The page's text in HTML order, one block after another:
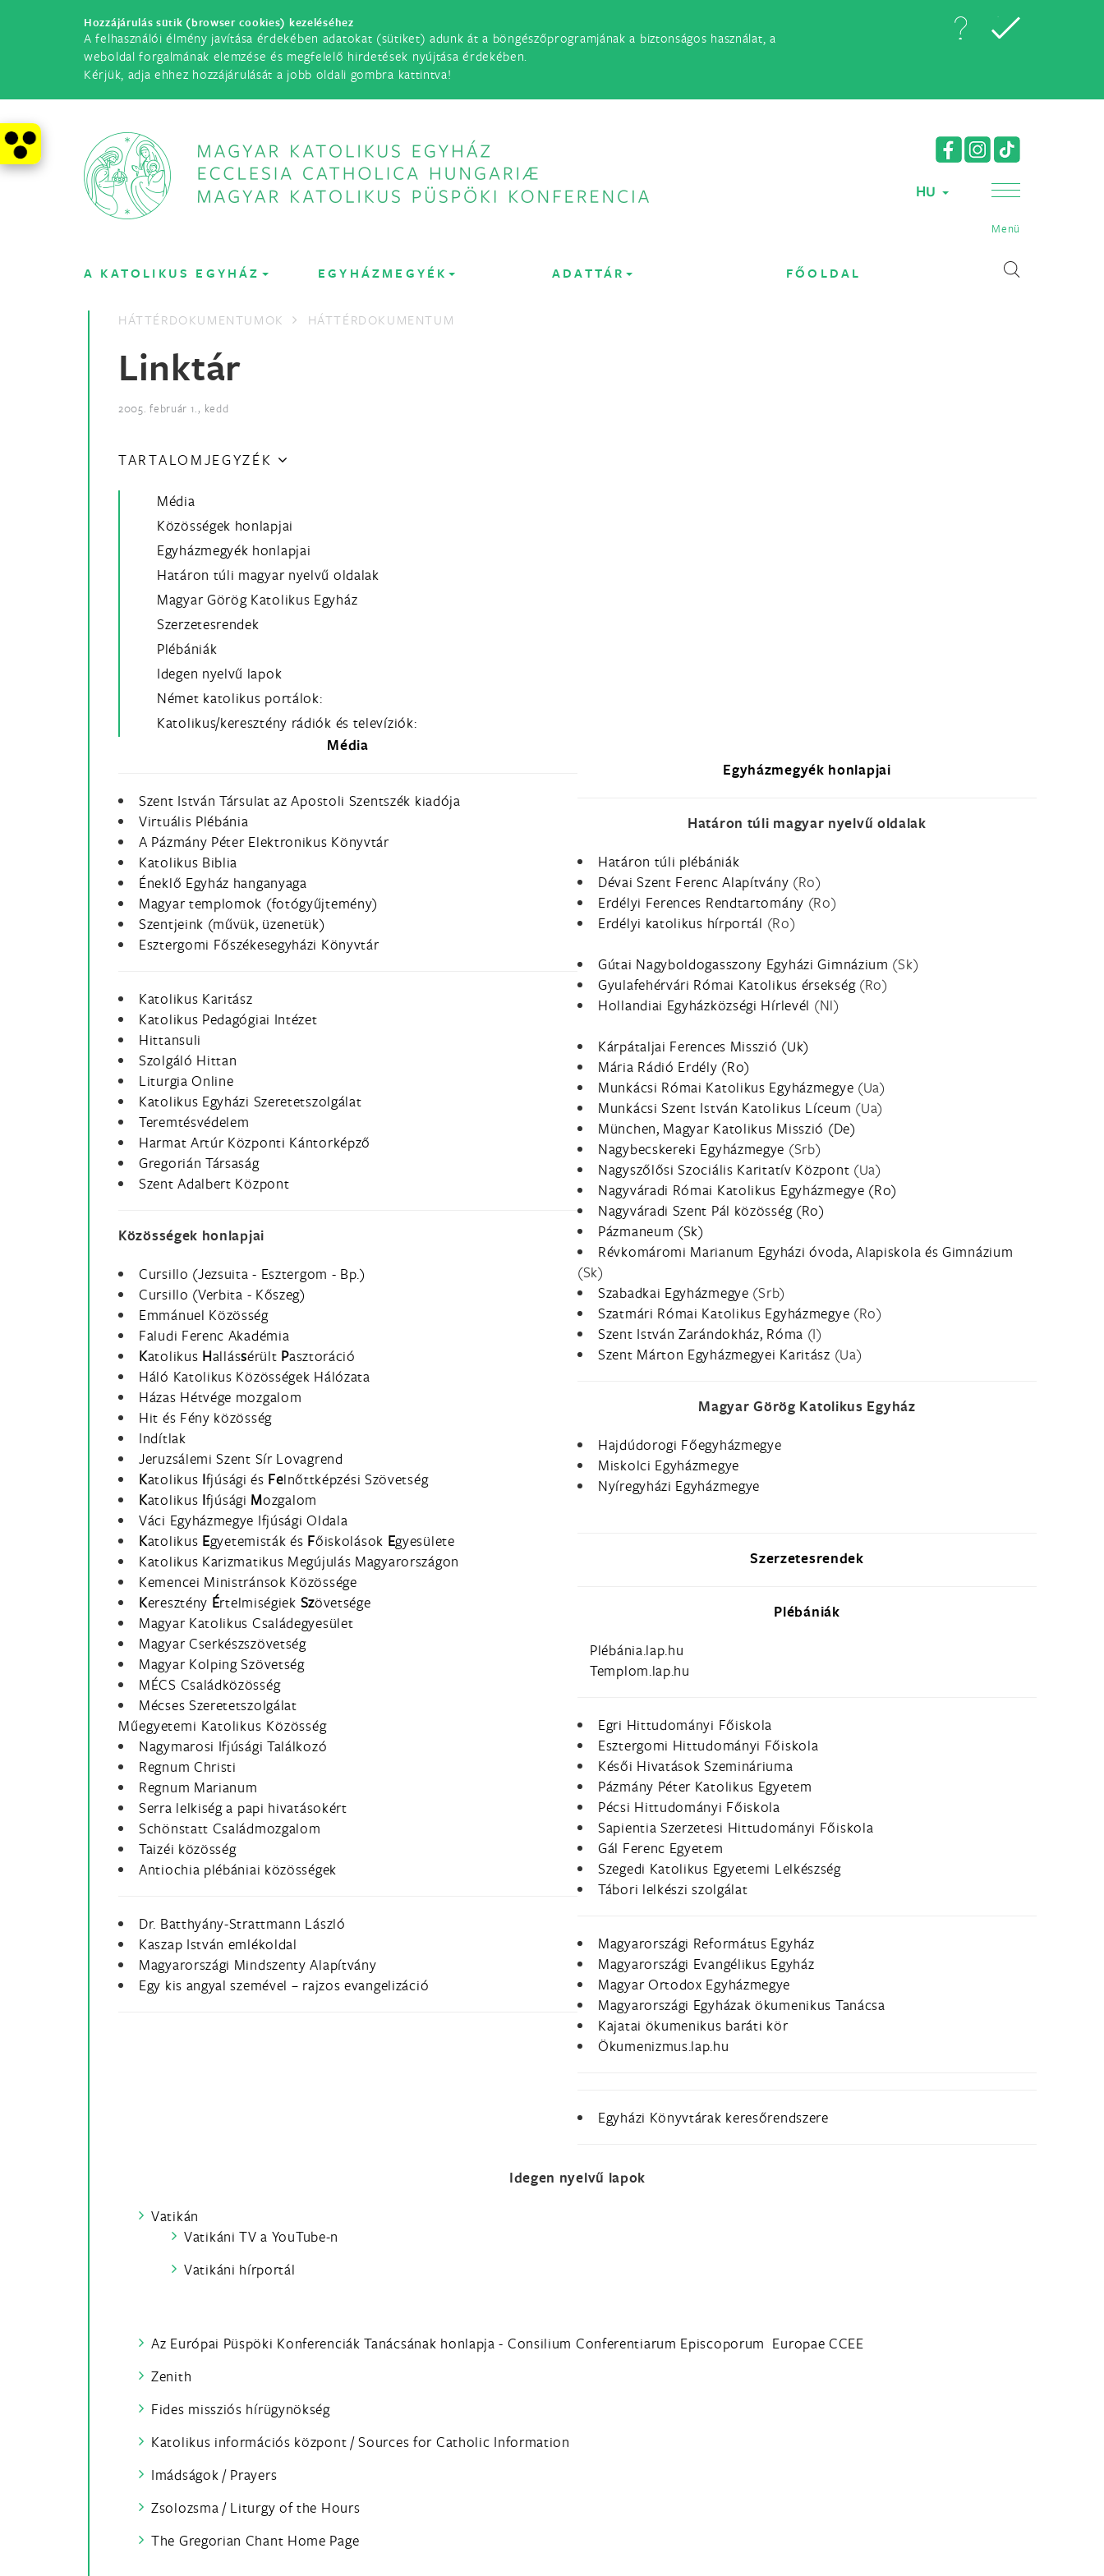
Hozzájárulás sütik (browser cookies) kezeléséhez
A felhasználói élmény javítása érdekében adatokat (sütiket) adunk át a böngészőprogramjának a biztonságos használat, a
weboldal forgalmának elemzése és megfelelő hirdetések nyújtása érdekében.
Kérjük, adja ehhez hozzájárulását a jobb oldali gombra kattintva!
HU
Menü
A KATOLIKUS EGYHÁZ EGYHÁZMEGYÉK ADATTÁR FŐOLDAL
HÁTTÉRDOKUMENTUMOK HÁTTÉRDOKUMENTUM
Linktár
2005. február 1., kedd
TARTALOMJEGYZÉK
Média
Közösségek honlapjai
Egyházmegyék honlapjai
Határon túli magyar nyelvű oldalak
Magyar Görög Katolikus Egyház
Szerzetesrendek
Plébániák
Idegen nyelvű lapok
Német katolikus portálok:
Katolikus/keresztény rádiók és televíziók:
Média
Szent István Társulat az Apostoli Szentszék kiadója
Virtuális Plébánia
A Pázmány Péter Elektronikus Könyvtár
Katolikus Biblia
Éneklő Egyház hanganyaga
Magyar templomok (fotógyűjtemény)
Szentjeink (művük, üzenetük)
Esztergomi Főszékesegyházi Könyvtár
Katolikus Karitász
Katolikus Pedagógiai Intézet
Hittansuli
Szolgáló Hittan
Liturgia Online
Katolikus Egyházi Szeretetszolgálat
Teremtésvédelem
Harmat Artúr Központi Kántorképző
Gregorián Társaság
Szent Adalbert Központ
Közösségek honlapjai
Cursillo (Jezsuita - Esztergom - Bp.)
Cursillo (Verbita - Kőszeg)
Emmánuel Közösség
Faludi Ferenc Akadémia
Katolikus Hallássérült Pasztoráció
Háló Katolikus Közösségek Hálózata
Házas Hétvége mozgalom
Hit és Fény közösség
Indítlak
Jeruzsálemi Szent Sír Lovagrend
Katolikus Ifjúsági és Felnőttképzési Szövetség
Katolikus Ifjúsági Mozgalom
Váci Egyházmegye Ifjúsági Oldala
Katolikus Egyetemisták és Főiskolások Egyesülete
Katolikus Karizmatikus Megújulás Magyarországon
Kemencei Ministránsok Közössége
Keresztény Értelmiségiek Szövetsége
Magyar Katolikus Családegyesület
Magyar Cserkészszövetség
Magyar Kolping Szövetség
MÉCS Családközösség
Mécses Szeretetszolgálat
Műegyetemi Katolikus Közösség
Nagymarosi Ifjúsági Találkozó
Regnum Christi
Regnum Marianum
Serra lelkiség a papi hivatásokért
Schönstatt Családmozgalom
Taizéi közösség
Antiochia plébániai közösségek
Dr. Batthyány-Strattmann László
Kaszap István emlékoldal
Magyarországi Mindszenty Alapítvány
Egy kis angyal szemével – rajzos evangelizáció
Egyházmegyék honlapjai
Határon túli magyar nyelvű oldalak
Határon túli plébániák
Dévai Szent Ferenc Alapítvány (Ro)
Erdélyi Ferences Rendtartomány (Ro)
Erdélyi katolikus hírportál (Ro)
Gútai Nagyboldogasszony Egyházi Gimnázium (Sk)
Gyulafehérvári Római Katolikus érsekség(Ro)
Hollandiai Egyházközségi Hírlevél (Nl)
Kárpátaljai Ferences Misszió (Uk)
Mária Rádió Erdély (Ro)
Munkácsi Római Katolikus Egyházmegye (Ua)
Munkácsi Szent István Katolikus Líceum (Ua)
München, Magyar Katolikus Misszió (De)
Nagybecskereki Egyházmegye (Srb)
Nagyszőlősi Szociális Karitatív Központ (Ua)
Nagyváradi Római Katolikus Egyházmegye (Ro)
Nagyváradi Szent Pál közösség (Ro)
Pázmaneum (Sk)
Révkomáromi Marianum Egyházi óvoda, Alapiskola és Gimnázium
(Sk)
Szabadkai Egyházmegye (Srb)
Szatmári Római Katolikus Egyházmegye (Ro)
Szent István Zarándokház, Róma (I)
Szent Márton Egyházmegyei Karitász (Ua)
Magyar Görög Katolikus Egyház
Hajdúdorogi Főegyházmegye
Miskolci Egyházmegye
Nyíregyházi Egyházmegye
Szerzetesrendek
Plébániák
Plébánia.lap.hu
Templom.lap.hu
Egri Hittudományi Főiskola
Esztergomi Hittudományi Főiskola
Késői Hivatások Szemináriuma
Pázmány Péter Katolikus Egyetem
Pécsi Hittudományi Főiskola
Sapientia Szerzetesi Hittudományi Főiskola
Gál Ferenc Egyetem
Szegedi Katolikus Egyetemi Lelkészség
Tábori lelkészi szolgálat
Magyarországi Református Egyház
Magyarországi Evangélikus Egyház
Magyar Ortodox Egyházmegye
Magyarországi Egyházak ökumenikus Tanácsa
Kajatai ökumenikus baráti kör
Ökumenizmus.lap.hu
Egyházi Könyvtárak keresőrendszere
Idegen nyelvű lapok
Vatikán
Vatikáni TV a YouTube-n
Vatikáni hírportál
Az Európai Püspöki Konferenciák Tanácsának honlapja - Consilium Conferentiarum Episcoporum Europae CCEE
Zenith
Fides missziós hírügynökség
Katolikus információs központ / Sources for Catholic Information
Imádságok / Prayers
Zsolozsma / Liturgy of the Hours
The Gregorian Chant Home Page